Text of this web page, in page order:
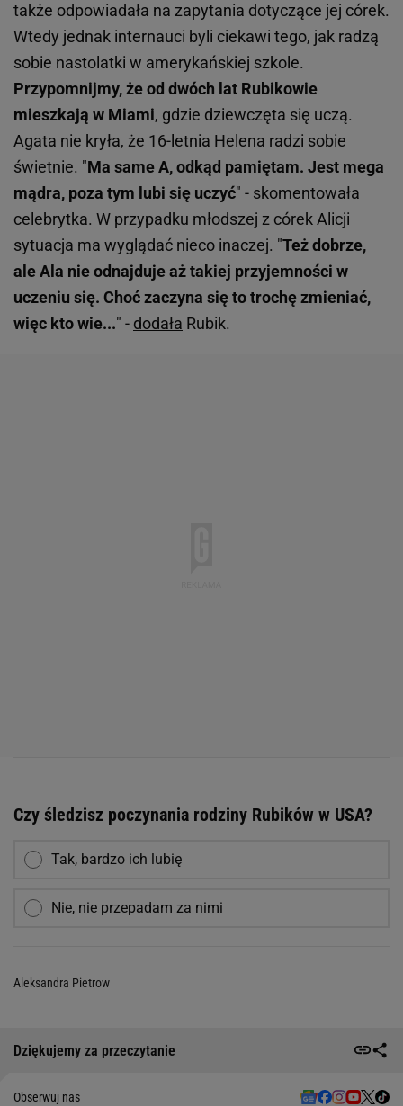
także odpowiadała na zapytania dotyczące jej córek.
Wtedy jednak internauci byli ciekawi tego, jak radzą
sobie nastolatki w amerykańskiej szkole.
Przypomnijmy, że od dwóch lat Rubikowie
mieszkają w Miami, gdzie dziewczęta się uczą.
Agata nie kryła, że 16-letnia Helena radzi sobie
świetnie. "Ma same A, odkąd pamiętam. Jest mega
mądra, poza tym lubi się uczyć" - skomentowała
celebrytka. W przypadku młodszej z córek Alicji
sytuacja ma wyglądać nieco inaczej. "Też dobrze,
ale Ala nie odnajduje aż takiej przyjemności w
uczeniu się. Choć zaczyna się to trochę zmieniać,
więc kto wie..." - dodała Rubik.
Czy śledzisz poczynania rodziny Rubików w USA?
Tak, bardzo ich lubię
Nie, nie przepadam za nimi
Aleksandra Pietrow
Dziękujemy za przeczytanie
Obserwuj nas